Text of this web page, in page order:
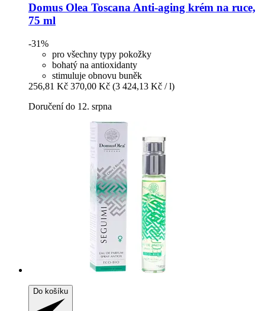
Domus Olea Toscana Anti-​aging krém na ruce,
75 ml
-31%
pro všechny typy pokožky
bohatý na antioxidanty
stimuluje obnovu buněk
256,81 Kč 370,00 Kč (3 424,13 Kč / l)
Doručení do 12. srpna
Do košíku